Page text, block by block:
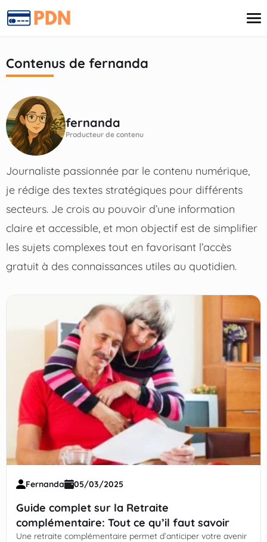
Finances
Prêt
Retraite
Investissements
Assurances
Contenus de fernanda
fernanda
Producteur de contenu
Journaliste passionnée par le contenu numérique,
je rédige des textes stratégiques pour différents
secteurs. Je crois au pouvoir d’une information
claire et accessible, et mon objectif est de simplifier
les sujets complexes tout en favorisant l’accès
gratuit à des connaissances utiles au quotidien.
Fernanda 05/03/2025
Guide complet sur la Retraite
complémentaire: Tout ce qu’il faut savoir
Une retraite complémentaire permet d’anticiper votre avenir